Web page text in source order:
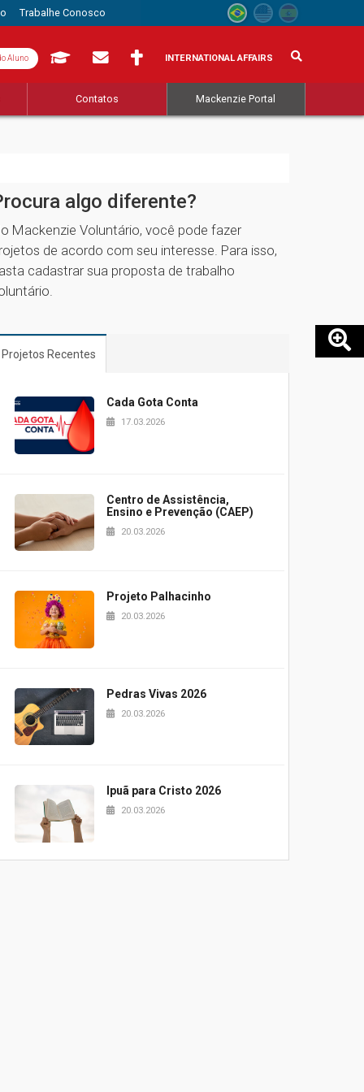
Trabalhe Conosco
Aluno INTERNATIONAL AFFAIRS
Contatos Mackenzie Portal
algo diferente?
Mackenzie Voluntário, você pode fazer
de acordo com seu interesse. Para isso,
cadastrar sua proposta de trabalho
Projetos Recentes
Cada Gota Conta
17.03.2026
Centro de Assistência,
Ensino e Prevenção (CAEP)
20.03.2026
Projeto Palhacinho
20.03.2026
Pedras Vivas 2026
20.03.2026
Ipuã para Cristo 2026
20.03.2026